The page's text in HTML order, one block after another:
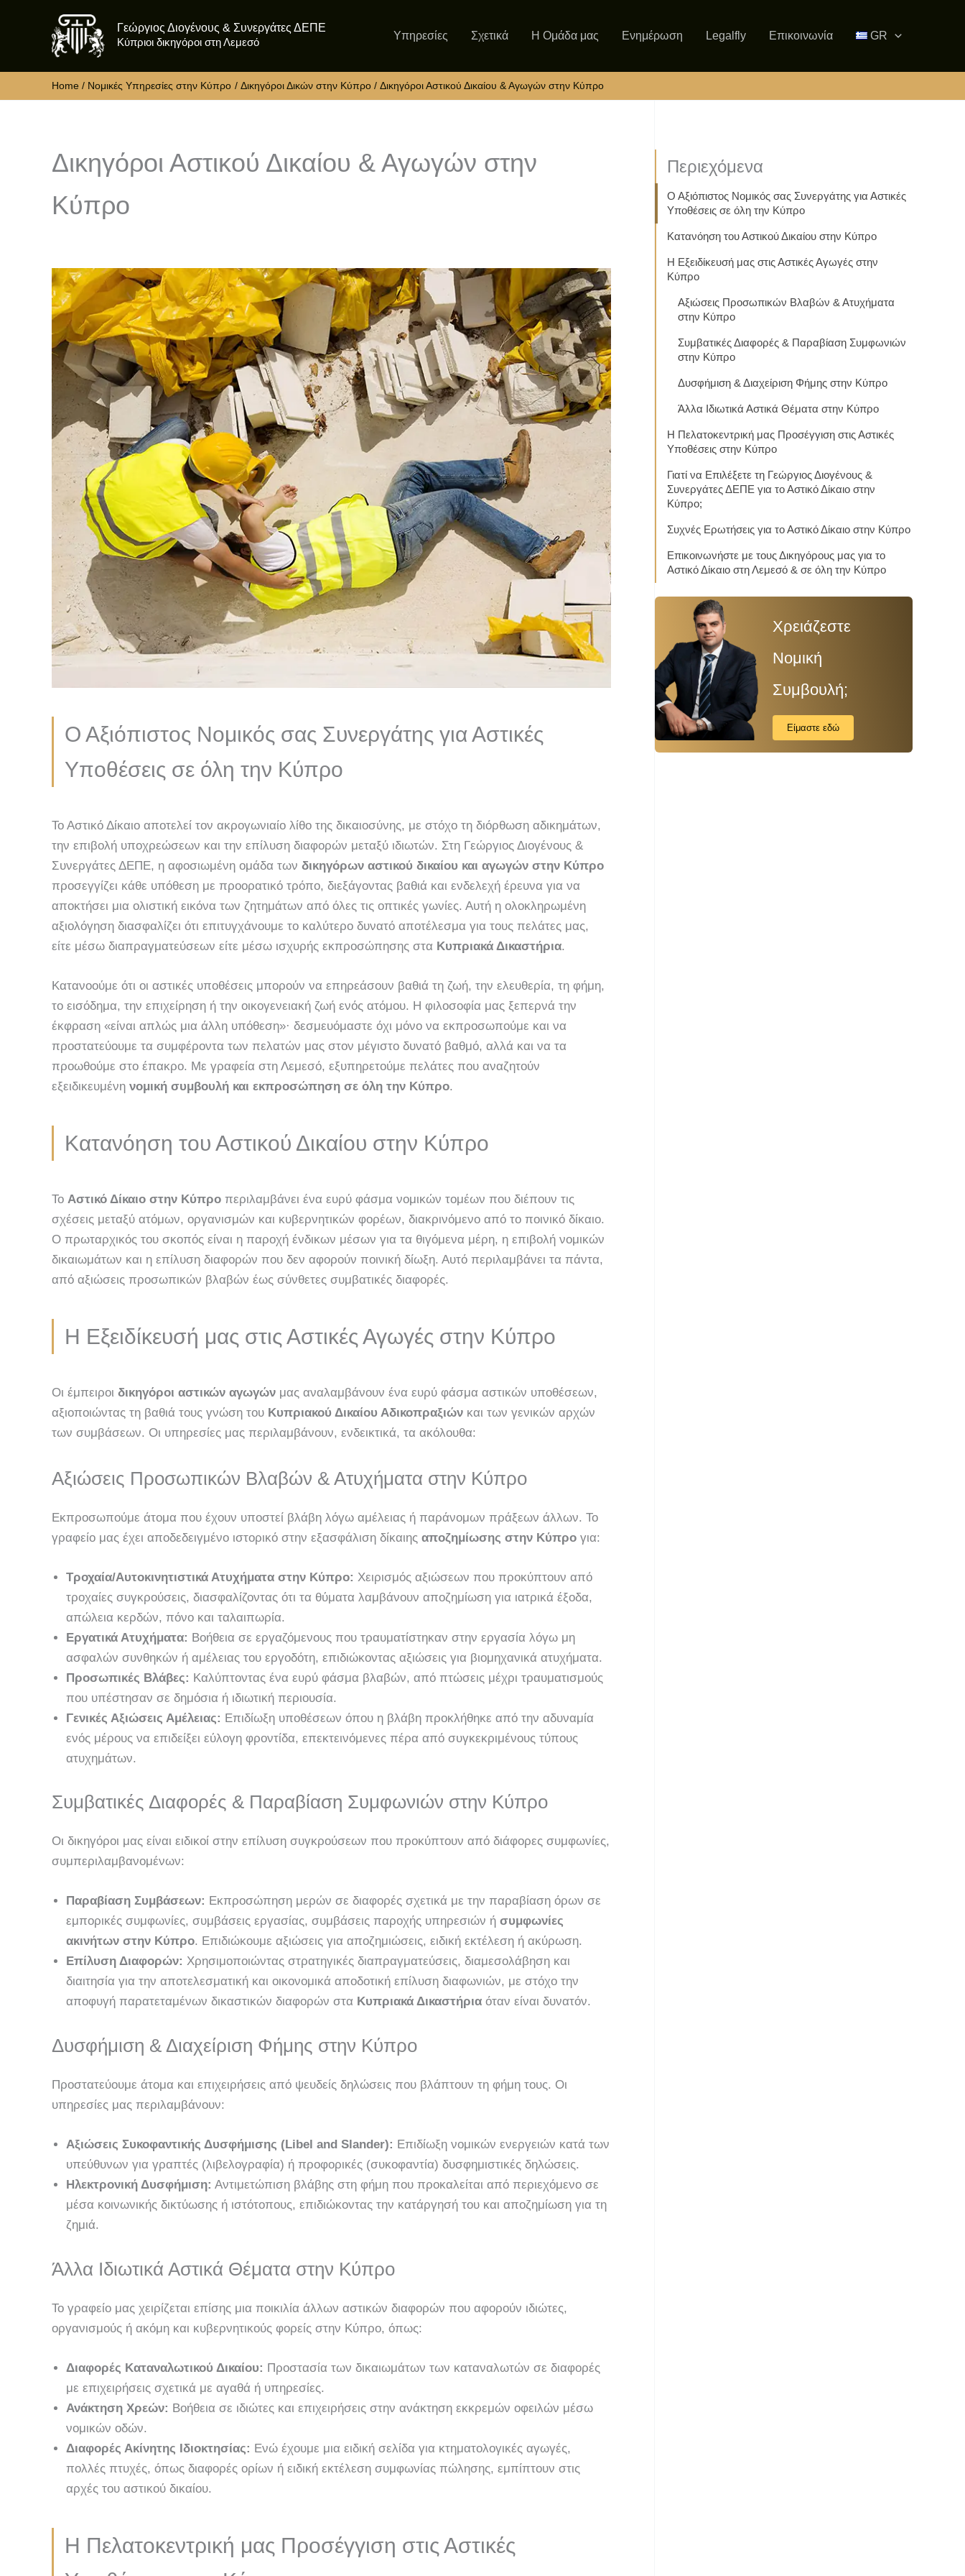
Γεώργιος Διογένους & Συνεργάτες ΔΕΠΕ
Κύπριοι δικηγόροι στη Λεμεσό
Υπηρεσίες Σχετικά Η Ομάδα μας Ενημέρωση Legalfly Επικοινωνία GR
Home Νομικές Υπηρεσίες στην Κύπρο Δικηγόροι Δικών στην Κύπρο Δικηγόροι Αστικού Δικαίου & Αγωγών στην Κύπρο
Δικηγόροι Αστικού Δικαίου & Αγωγών στην
Κύπρο
Ο Αξιόπιστος Νομικός σας Συνεργάτης για Αστικές
Υποθέσεις σε όλη την Κύπρο
Το Αστικό Δίκαιο αποτελεί τον ακρογωνιαίο λίθο της δικαιοσύνης, με στόχο τη διόρθωση αδικημάτων,
την επιβολή υποχρεώσεων και την επίλυση διαφορών μεταξύ ιδιωτών. Στη Γεώργιος Διογένους &
Συνεργάτες ΔΕΠΕ, η αφοσιωμένη ομάδα των δικηγόρων αστικού δικαίου και αγωγών στην Κύπρο
προσεγγίζει κάθε υπόθεση με προορατικό τρόπο, διεξάγοντας βαθιά και ενδελεχή έρευνα για να
αποκτήσει μια ολιστική εικόνα των ζητημάτων από όλες τις οπτικές γωνίες. Αυτή η ολοκληρωμένη
αξιολόγηση διασφαλίζει ότι επιτυγχάνουμε το καλύτερο δυνατό αποτέλεσμα για τους πελάτες μας,
είτε μέσω διαπραγματεύσεων είτε μέσω ισχυρής εκπροσώπησης στα Κυπριακά Δικαστήρια.
Κατανοούμε ότι οι αστικές υποθέσεις μπορούν να επηρεάσουν βαθιά τη ζωή, την ελευθερία, τη φήμη,
το εισόδημα, την επιχείρηση ή την οικογενειακή ζωή ενός ατόμου. Η φιλοσοφία μας ξεπερνά την
έκφραση «είναι απλώς μια άλλη υπόθεση»· δεσμευόμαστε όχι μόνο να εκπροσωπούμε και να
προστατεύουμε τα συμφέροντα των πελατών μας στον μέγιστο δυνατό βαθμό, αλλά και να τα
προωθούμε στο έπακρο. Με γραφεία στη Λεμεσό, εξυπηρετούμε πελάτες που αναζητούν
εξειδικευμένη νομική συμβουλή και εκπροσώπηση σε όλη την Κύπρο.
Κατανόηση του Αστικού Δικαίου στην Κύπρο
Το Αστικό Δίκαιο στην Κύπρο περιλαμβάνει ένα ευρύ φάσμα νομικών τομέων που διέπουν τις
σχέσεις μεταξύ ατόμων, οργανισμών και κυβερνητικών φορέων, διακρινόμενο από το ποινικό δίκαιο.
Ο πρωταρχικός του σκοπός είναι η παροχή ένδικων μέσων για τα θιγόμενα μέρη, η επιβολή νομικών
δικαιωμάτων και η επίλυση διαφορών που δεν αφορούν ποινική δίωξη. Αυτό περιλαμβάνει τα πάντα,
από αξιώσεις προσωπικών βλαβών έως σύνθετες συμβατικές διαφορές.
Η Εξειδίκευσή μας στις Αστικές Αγωγές στην Κύπρο
Οι έμπειροι δικηγόροι αστικών αγωγών μας αναλαμβάνουν ένα ευρύ φάσμα αστικών υποθέσεων,
αξιοποιώντας τη βαθιά τους γνώση του Κυπριακού Δικαίου Αδικοπραξιών και των γενικών αρχών
των συμβάσεων. Οι υπηρεσίες μας περιλαμβάνουν, ενδεικτικά, τα ακόλουθα:
Αξιώσεις Προσωπικών Βλαβών & Ατυχήματα στην Κύπρο
Εκπροσωπούμε άτομα που έχουν υποστεί βλάβη λόγω αμέλειας ή παράνομων πράξεων άλλων. Το
γραφείο μας έχει αποδεδειγμένο ιστορικό στην εξασφάλιση δίκαιης αποζημίωσης στην Κύπρο για:
Τροχαία/Αυτοκινητιστικά Ατυχήματα στην Κύπρο: Χειρισμός αξιώσεων που προκύπτουν από
τροχαίες συγκρούσεις, διασφαλίζοντας ότι τα θύματα λαμβάνουν αποζημίωση για ιατρικά έξοδα,
απώλεια κερδών, πόνο και ταλαιπωρία.
Εργατικά Ατυχήματα: Βοήθεια σε εργαζόμενους που τραυματίστηκαν στην εργασία λόγω μη
ασφαλών συνθηκών ή αμέλειας του εργοδότη, επιδιώκοντας αξιώσεις για βιομηχανικά ατυχήματα.
Προσωπικές Βλάβες: Καλύπτοντας ένα ευρύ φάσμα βλαβών, από πτώσεις μέχρι τραυματισμούς
που υπέστησαν σε δημόσια ή ιδιωτική περιουσία.
Γενικές Αξιώσεις Αμέλειας: Επιδίωξη υποθέσεων όπου η βλάβη προκλήθηκε από την αδυναμία
ενός μέρους να επιδείξει εύλογη φροντίδα, επεκτεινόμενες πέρα από συγκεκριμένους τύπους
ατυχημάτων.
Συμβατικές Διαφορές & Παραβίαση Συμφωνιών στην Κύπρο
Οι δικηγόροι μας είναι ειδικοί στην επίλυση συγκρούσεων που προκύπτουν από διάφορες συμφωνίες,
συμπεριλαμβανομένων:
Παραβίαση Συμβάσεων: Εκπροσώπηση μερών σε διαφορές σχετικά με την παραβίαση όρων σε
εμπορικές συμφωνίες, συμβάσεις εργασίας, συμβάσεις παροχής υπηρεσιών ή συμφωνίες
ακινήτων στην Κύπρο. Επιδιώκουμε αξιώσεις για αποζημιώσεις, ειδική εκτέλεση ή ακύρωση.
Επίλυση Διαφορών: Χρησιμοποιώντας στρατηγικές διαπραγματεύσεις, διαμεσολάβηση και
διαιτησία για την αποτελεσματική και οικονομικά αποδοτική επίλυση διαφωνιών, με στόχο την
αποφυγή παρατεταμένων δικαστικών διαφορών στα Κυπριακά Δικαστήρια όταν είναι δυνατόν.
Δυσφήμιση & Διαχείριση Φήμης στην Κύπρο
Προστατεύουμε άτομα και επιχειρήσεις από ψευδείς δηλώσεις που βλάπτουν τη φήμη τους. Οι
υπηρεσίες μας περιλαμβάνουν:
Αξιώσεις Συκοφαντικής Δυσφήμισης (Libel and Slander): Επιδίωξη νομικών ενεργειών κατά των
υπεύθυνων για γραπτές (λιβελογραφία) ή προφορικές (συκοφαντία) δυσφημιστικές δηλώσεις.
Ηλεκτρονική Δυσφήμιση: Αντιμετώπιση βλάβης στη φήμη που προκαλείται από περιεχόμενο σε
μέσα κοινωνικής δικτύωσης ή ιστότοπους, επιδιώκοντας την κατάργησή του και αποζημίωση για τη
ζημιά.
Άλλα Ιδιωτικά Αστικά Θέματα στην Κύπρο
Το γραφείο μας χειρίζεται επίσης μια ποικιλία άλλων αστικών διαφορών που αφορούν ιδιώτες,
οργανισμούς ή ακόμη και κυβερνητικούς φορείς στην Κύπρο, όπως:
Διαφορές Καταναλωτικού Δικαίου: Προστασία των δικαιωμάτων των καταναλωτών σε διαφορές
με επιχειρήσεις σχετικά με αγαθά ή υπηρεσίες.
Ανάκτηση Χρεών: Βοήθεια σε ιδιώτες και επιχειρήσεις στην ανάκτηση εκκρεμών οφειλών μέσω
νομικών οδών.
Διαφορές Ακίνητης Ιδιοκτησίας: Ενώ έχουμε μια ειδική σελίδα για κτηματολογικές αγωγές,
πολλές πτυχές, όπως διαφορές ορίων ή ειδική εκτέλεση συμφωνίας πώλησης, εμπίπτουν στις
αρχές του αστικού δικαίου.
Η Πελατοκεντρική μας Προσέγγιση στις Αστικές
Περιεχόμενα
Ο Αξιόπιστος Νομικός σας Συνεργάτης για Αστικές
Υποθέσεις σε όλη την Κύπρο
Κατανόηση του Αστικού Δικαίου στην Κύπρο
Η Εξειδίκευσή μας στις Αστικές Αγωγές στην
Κύπρο
Αξιώσεις Προσωπικών Βλαβών & Ατυχήματα
στην Κύπρο
Συμβατικές Διαφορές & Παραβίαση Συμφωνιών
στην Κύπρο
Δυσφήμιση & Διαχείριση Φήμης στην Κύπρο
Άλλα Ιδιωτικά Αστικά Θέματα στην Κύπρο
Η Πελατοκεντρική μας Προσέγγιση στις Αστικές
Υποθέσεις στην Κύπρο
Γιατί να Επιλέξετε τη Γεώργιος Διογένους &
Συνεργάτες ΔΕΠΕ για το Αστικό Δίκαιο στην
Κύπρο;
Συχνές Ερωτήσεις για το Αστικό Δίκαιο στην Κύπρο
Επικοινωνήστε με τους Δικηγόρους μας για το
Αστικό Δίκαιο στη Λεμεσό & σε όλη την Κύπρο
Χρειάζεστε
Νομική
Συμβουλή;
Είμαστε εδώ